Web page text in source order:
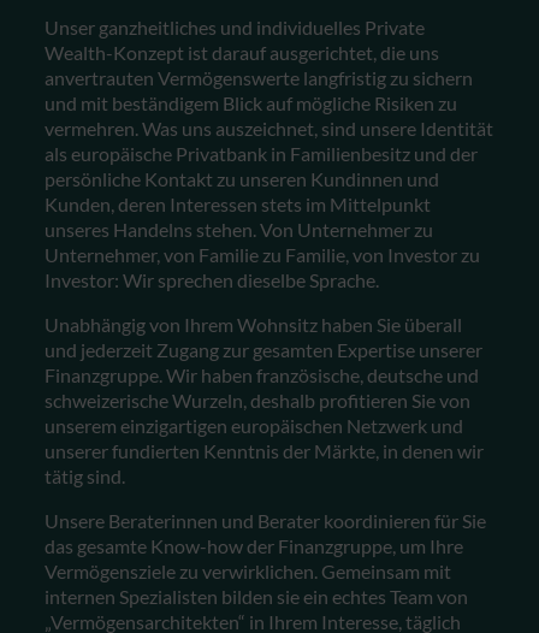
Unser ganzheitliches und individuelles Private
Wealth-Konzept ist darauf ausgerichtet, die uns
anvertrauten Vermögenswerte langfristig zu sichern
und mit beständigem Blick auf mögliche Risiken zu
vermehren. Was uns auszeichnet, sind unsere Identität
als europäische Privatbank in Familienbesitz und der
persönliche Kontakt zu unseren Kundinnen und
Kunden, deren Interessen stets im Mittelpunkt
unseres Handelns stehen. Von Unternehmer zu
Unternehmer, von Familie zu Familie, von Investor zu
Investor: Wir sprechen dieselbe Sprache.
Unabhängig von Ihrem Wohnsitz haben Sie überall
und jederzeit Zugang zur gesamten Expertise unserer
Finanzgruppe. Wir haben französische, deutsche und
schweizerische Wurzeln, deshalb profitieren Sie von
unserem einzigartigen europäischen Netzwerk und
unserer fundierten Kenntnis der Märkte, in denen wir
tätig sind.
Unsere Beraterinnen und Berater koordinieren für Sie
das gesamte Know-how der Finanzgruppe, um Ihre
Vermögensziele zu verwirklichen. Gemeinsam mit
internen Spezialisten bilden sie ein echtes Team von
„Vermögensarchitekten“ in Ihrem Interesse, täglich